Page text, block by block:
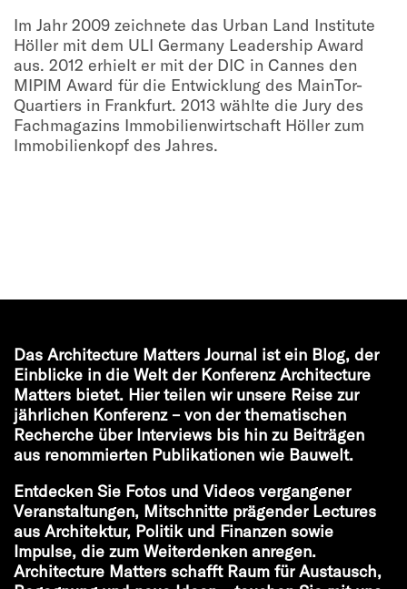
Im Jahr 2009 zeichnete das Urban Land Institute
Höller mit dem ULI Germany Leadership Award
aus. 2012 erhielt er mit der DIC in Cannes den
MIPIM Award für die Entwicklung des MainTor-
Quartiers in Frankfurt. 2013 wählte die Jury des
Fachmagazins Immobilienwirtschaft Höller zum
Immobilienkopf des Jahres.
Das Architecture Matters Journal ist ein Blog, der
Einblicke in die Welt der Konferenz Architecture
Matters bietet. Hier teilen wir unsere Reise zur
jährlichen Konferenz – von der thematischen
Recherche über Interviews bis hin zu Beiträgen
aus renommierten Publikationen wie Bauwelt.
Entdecken Sie Fotos und Videos vergangener
Veranstaltungen, Mitschnitte prägender Lectures
aus Architektur, Politik und Finanzen sowie
Impulse, die zum Weiterdenken anregen.
Architecture Matters schafft Raum für Austausch,